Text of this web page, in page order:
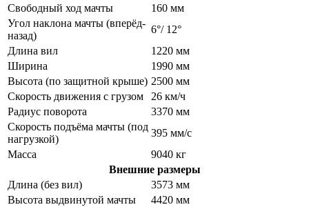
Свободный ход мачты
160 мм
Угол наклона мачты (вперёд-
назад)
6°/ 12°
Длина вил
1220 мм
Ширина
1990 мм
Высота (по защитной крыше) 2500 мм
Скорость движения с грузом
26 км/ч
Радиус поворота
3370 мм
Скорость подъёма мачты (под
нагрузкой)
395 мм/с
Масса
9040 кг
Внешние размеры
Длина (без вил)
3573 мм
Высота выдвинутой мачты
4420 мм